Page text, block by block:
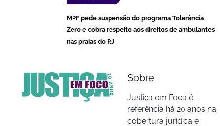
MPF pede suspensão do programa Tolerância
Zero e cobra respeito aos direitos de ambulantes
nas praias do RJ
Sobre
Justiça em Foco é
referência há 20 anos na
cobertura jurídica e